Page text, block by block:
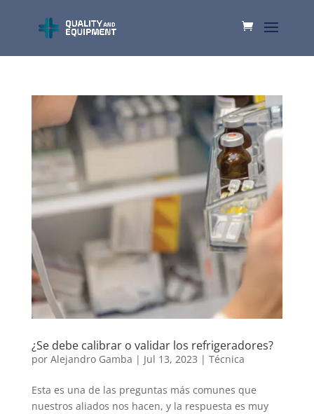
¿Se debe calibrar o validar los refrigeradores?
por Alejandro Gamba | Jul 13, 2023 | Técnica
Esta es una de las preguntas más comunes que
nuestros aliados nos hacen, y la respuesta es muy